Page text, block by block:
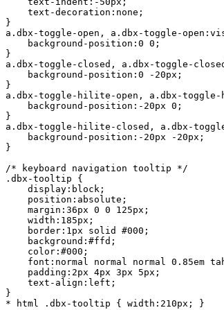
    text-decoration:none;
}
a.dbx-toggle-open, a.dbx-toggle-
    background-position:0 0;
}
a.dbx-toggle-closed, a.dbx-toggle-
    background-position:0 -20px;
}
a.dbx-toggle-hilite-open, a.dbx-
    background-position:-20px 0;
}
a.dbx-toggle-hilite-closed, a.dbx-
    background-position:-20px -20px;
}
/* keyboard navigation tooltip */
.dbx-tooltip {
    display:block;
    position:absolute;
    margin:36px 0 0 125px;
    width:185px;
    border:1px solid #000;
    background:#ffd;
    color:#000;
font:normal normal normal 0.85em
    padding:2px 4px 3px 5px;
    text-align:left;
}
* html .dbx-tooltip { width:210px; }